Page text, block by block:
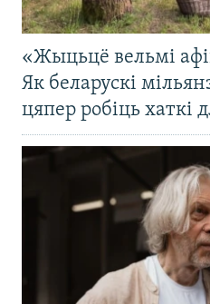
«Жыцьцё вельмі
Як беларускі
цяпер робіць хаткі